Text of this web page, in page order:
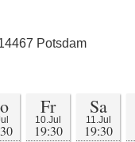
Potsdam
Fr
10.Jul
19:30
Sa
11.Jul
19:30